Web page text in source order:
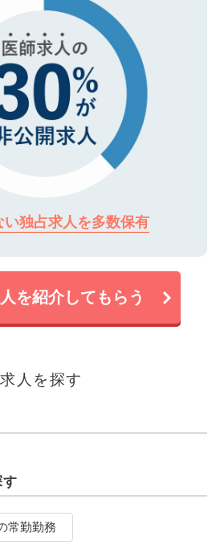
い独占求人を多数保有
を紹介してもらう
人を探す
常勤勤務